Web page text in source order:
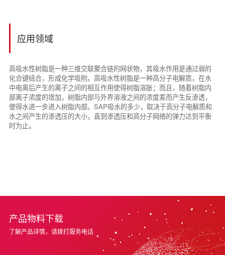
应用领域
高吸水性树脂是一种三维交联聚合链的网状物，其吸水作用是通过弱的
化合键结合，形成化学吸附。高吸水性树脂是一种高分子电解质，在水
中电离后产生的离子之间的相互作用使得树脂溶胀；而且，随着树脂内
部离子浓度的增加，树脂内部与外界溶液之间的浓度差而产生反渗透，
使得水进一步进入树脂内部。SAP吸水的多少，取决于高分子电解质和
水之间产生的渗透压的大小，直到渗透压和高分子网络的弹力达到平衡
时为止。
产品物料下载
了解产品详情，请拨打服务电话